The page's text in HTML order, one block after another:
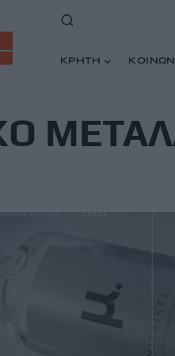
ΚΡΗΤΗ